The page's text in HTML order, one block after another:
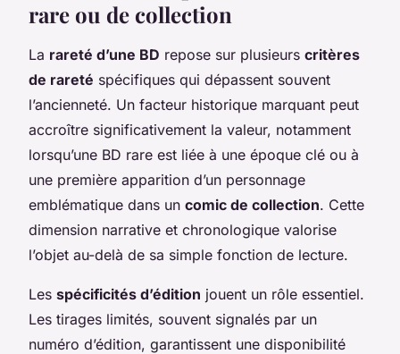
rare ou de collection
La rareté d’une BD repose sur plusieurs critères
de rareté spécifiques qui dépassent souvent
l’ancienneté. Un facteur historique marquant peut
accroître significativement la valeur, notamment
lorsqu’une BD rare est liée à une époque clé ou à
une première apparition d’un personnage
emblématique dans un comic de collection. Cette
dimension narrative et chronologique valorise
l’objet au-delà de sa simple fonction de lecture.
Les spécificités d’édition jouent un rôle essentiel.
Les tirages limités, souvent signalés par un
numéro d’édition, garantissent une disponibilité